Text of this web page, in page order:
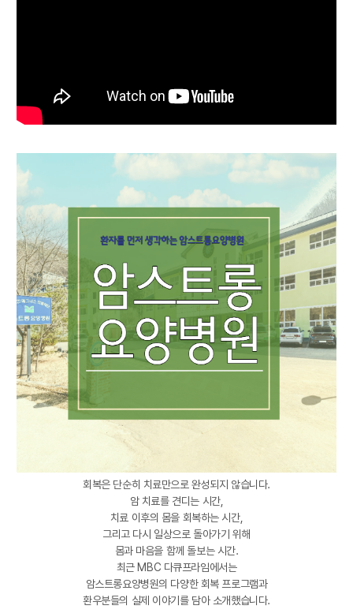
회복은 단순히 치료만으로 완성되지 않습니다.
암 치료를 견디는 시간,
치료 이후의 몸을 회복하는 시간,
그리고 다시 일상으로 돌아가기 위해
몸과 마음을 함께 돌보는 시간.
최근 MBC 다큐프라임에서는
암스트롱요양병원의 다양한 회복 프로그램과
환우분들의 실제 이야기를 담아 소개했습니다.